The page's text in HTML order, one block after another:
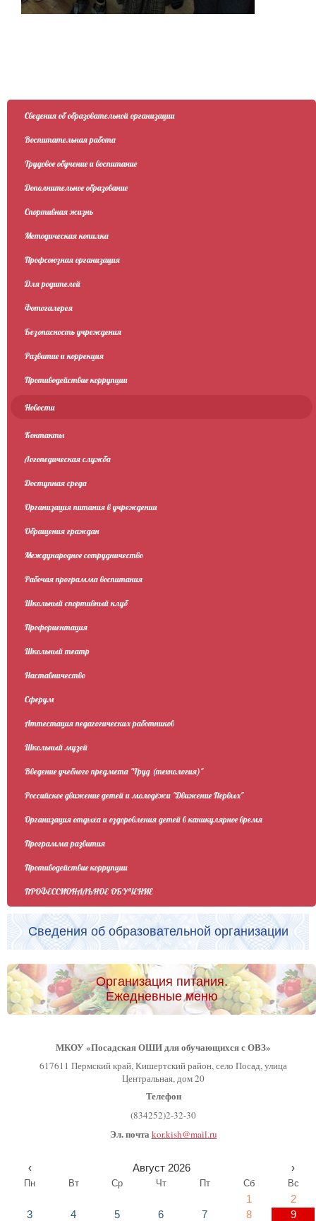
Сведения об образовательной организации
Воспитательная работа
Трудовое обучение и воспитание
Дополнительное образование
Спортивная жизнь
Методическая копилка
Профсоюзная организация
Для родителей
Фотогалерея
Безопасность учреждения
Развитие и коррекция
Противодействие коррупции
Новости
Контакты
Логопедическая служба
Доступная среда
Организация питания в учреждении
Обращения граждан
Международное сотрудничество
Рабочая программа воспитания
Школьный спортивный клуб
Профориентация
Школьный театр
Наставничество
Сферум
Аттестация педагогических работников
Школьный музей
Введение учебного предмета "Труд (технология)"
Российское движение детей и молодёжи "Движение Первых"
Организация отдыха и оздоровления детей в каникулярное время
Программа развития
Противодействие коррупции
ПРОФЕССИОНАЛЬНОЕ ОБУЧЕНИЕ
Сведения об образовательной организации
Организация питания.
Ежедневные меню
МКОУ «Посадская ОШИ для обучающихся с ОВЗ»
617611 Пермский край, Кишертский район, село Посад, улица
Центральная, дом 20
Телефон
(834252)2-32-30
Эл. почта kor.kish@mail.ru
‹ Август 2026 ›
Пн Вт Ср Чт Пт Сб Вс
1
2
3
4 5 6 7 8 9